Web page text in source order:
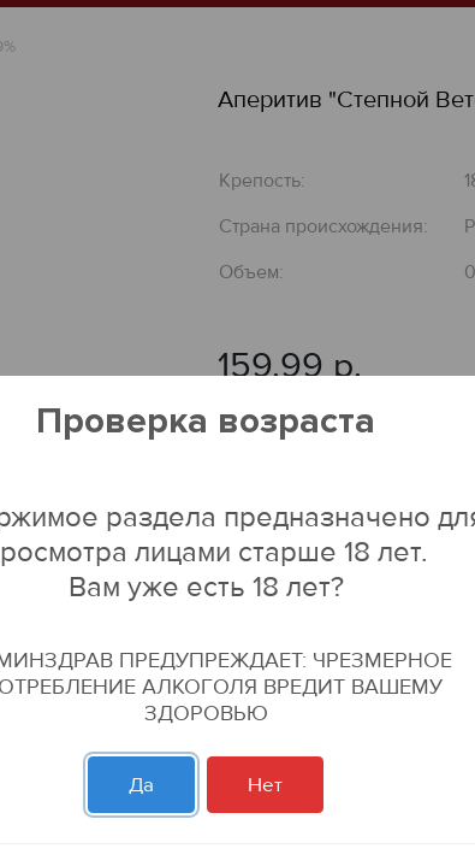
Аперитив "Степной
Крепость:
Страна происхождения:
Объем:
159.99 р.
ДОБАВИТЬ В КОРЗИНУ
Проверка возраста
раздела предназначено
лицами старше 18 лет.
Вам уже есть 18 лет?
МИНЗДРАВ ПРЕДУПРЕЖДАЕТ: ЧРЕЗМЕРНОЕ
АЛКОГОЛЯ ВРЕДИТ ВАШЕМУ
ЗДОРОВЬЮ
Да Нет